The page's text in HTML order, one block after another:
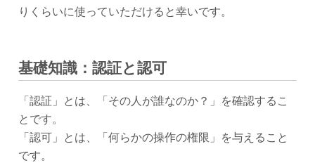
りくらいに使っていただけると幸いです。
基礎知識：認証と認可
「認証」とは、「その人が誰なのか？」を確認するこ
とです。
「認可」とは、「何らかの操作の権限」を与えること
です。